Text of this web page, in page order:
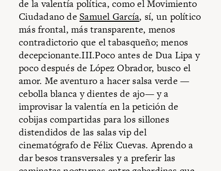
de la valentía política, como el Movimiento
Ciudadano de Samuel García, sí, un político
más frontal, más transparente, menos
contradictorio que el tabasqueño; menos
decepcionante.III.Poco antes de Dua Lipa y
poco después de López Obrador, busco el
amor. Me aventuro a hacer salsa verde —
cebolla blanca y dientes de ajo— y a
improvisar la valentía en la petición de
cobijas compartidas para los sillones
distendidos de las salas vip del
cinematógrafo de Félix Cuevas. Aprendo a
dar besos transversales y a preferir las